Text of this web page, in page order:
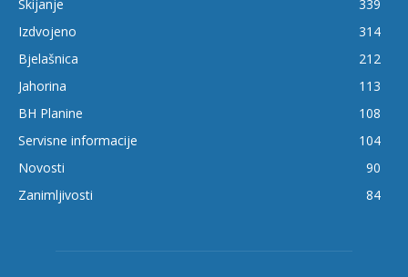
Skijanje
339
Izdvojeno
314
Bjelašnica
212
Jahorina
113
BH Planine
108
Servisne informacije
104
Novosti
90
Zanimljivosti
84